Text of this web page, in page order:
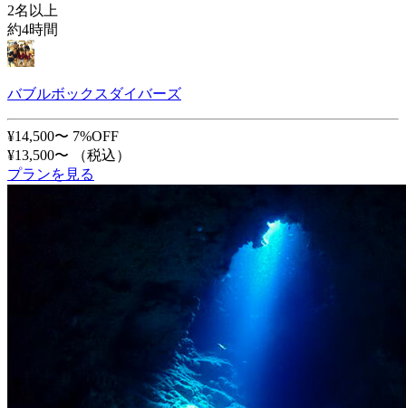
2名以上
約4時間
バブルボックスダイバーズ
¥14,500〜 7%OFF
¥13,500〜
（税込）
プランを見る